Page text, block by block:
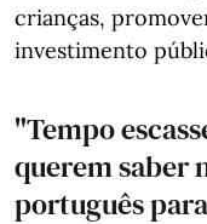
crianças,
investimento
"Tempo
querem saber
português